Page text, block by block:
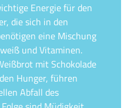
Energie für den
die sich in den
eine Mischung
und Vitaminen.
mit Schokolade
Hunger, führen
Abfall des